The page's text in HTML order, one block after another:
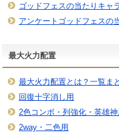
ゴッドフェスの当たりキャ
アンケートゴッドフェスの
最大火力配置
最大火力配置とは？一覧ま
回復十字消し用
2色コンボ・列強化・英雄神
2way・二色用